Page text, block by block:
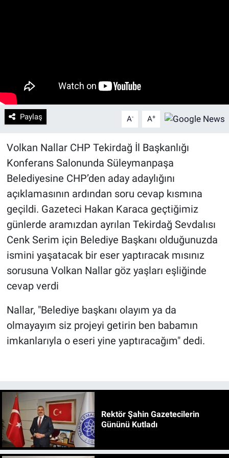
Paylaş A- A+
Volkan Nallar CHP Tekirdağ İl Başkanlığı
Konferans Salonunda Süleymanpaşa
Belediyesine CHP’den aday adaylığını
açıklamasının ardından soru cevap kısmına
geçildi. Gazeteci Hakan Karaca geçtiğimiz
günlerde aramızdan ayrılan Tekirdağ Sevdalısı
Cenk Serim için Belediye Başkanı olduğunuzda
ismini yaşatacak bir eser yaptıracak mısınız
sorusuna Volkan Nallar göz yaşları eşliğinde
cevap verdi
Nallar, "Belediye başkanı olayım ya da
olmayayım siz projeyi getirin ben babamın
imkanlarıyla o eseri yine yaptıracağım" dedi.
Rektör Şahin Gazetecilerin
Gününü Kutladı